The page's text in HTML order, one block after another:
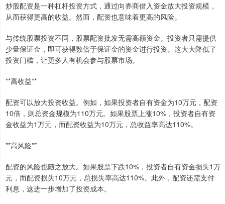
炒股配资是一种杠杆投资方式，通过向券商借入资金放大投资规模，
从而获得更高的收益。然而，配资也意味着更高的风险。
与传统股票投资不同，股票配资批发无需高额资金。投资者只需提供
少量保证金，即可获得数倍于保证金的资金进行投资。这大大降低了
投资门槛，让更多人有机会参与股票市场。
**高收益**
配资可以放大投资收益。例如，如果投资者自有资金为10万元，配资
10倍，则总资金规模为110万元。如果股票上涨10%，投资者自有资
金收益为1万元，而配资收益为10万元，总收益率高达110%。
**高风险**
配资的风险也随之放大。如果股票下跌10%，投资者自有资金损失1万
元，而配资损失10万元，总损失率高达110%。此外，配资还需支付
利息，这进一步增加了投资成本。